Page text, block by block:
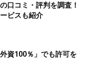
口コミ・評判を調査！
ビスも紹介
資100％」でも許可を